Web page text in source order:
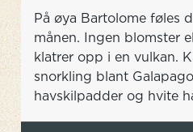
På øya Bartolome føles
månen. Ingen blomster
klatrer opp i en vulkan.
snorkling blant
havskilpadder og hvite